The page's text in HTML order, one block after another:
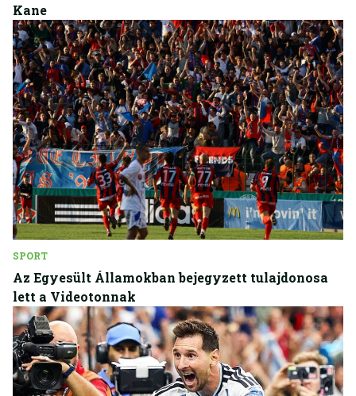
Kane
SPORT
Az Egyesült Államokban bejegyzett tulajdonosa
lett a Videotonnak